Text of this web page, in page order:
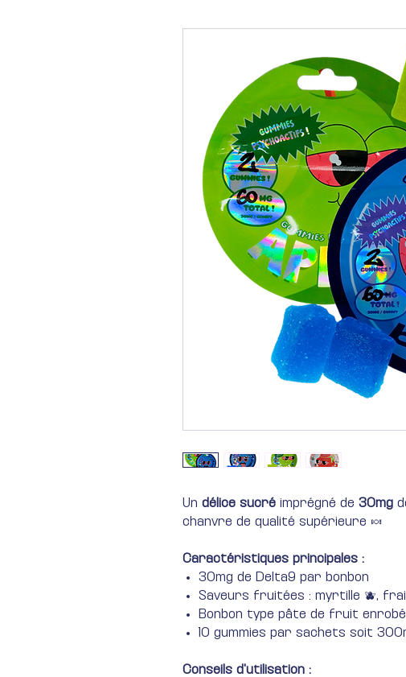
Un délice sucré imprégné de 30mg
chanvre de qualité supérieure 🍬
Caractéristiques principales :
30mg de Delta9 par bonbon
Saveurs fruitées : myrtille 🫐,
Bonbon type pâte de fruit
10 gummies par sachets soit
Conseils d'utilisation :